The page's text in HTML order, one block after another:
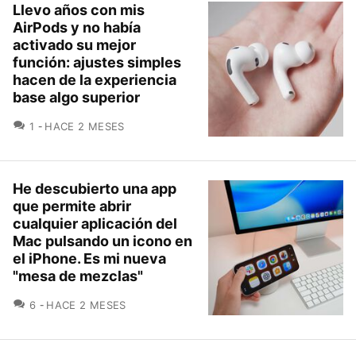
Llevo años con mis
AirPods y no había
activado su mejor
función: ajustes simples
hacen de la experiencia
base algo superior
1 COMENTARIOS
HACE 2 MESES
He descubierto una app
que permite abrir
cualquier aplicación del
Mac pulsando un icono en
el iPhone. Es mi nueva
"mesa de mezclas"
6 COMENTARIOS
HACE 2 MESES